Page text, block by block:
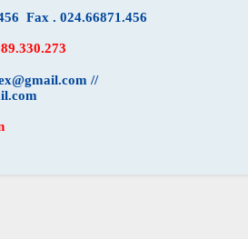
Fax . 024.66871.456
//